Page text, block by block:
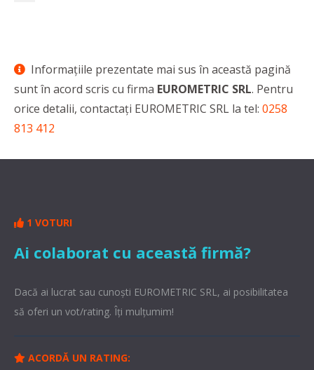
Informaţiile prezentate mai sus în această pagină
sunt în acord scris cu firma EUROMETRIC SRL. Pentru
orice detalii, contactaţi EUROMETRIC SRL la tel: 0258
813 412
1 VOTURI
Ai colaborat cu această firmă?
Dacă ai lucrat sau cunoşti EUROMETRIC SRL, ai posibilitatea
să oferi un vot/rating. Îți mulțumim!
ACORDĂ UN RATING: